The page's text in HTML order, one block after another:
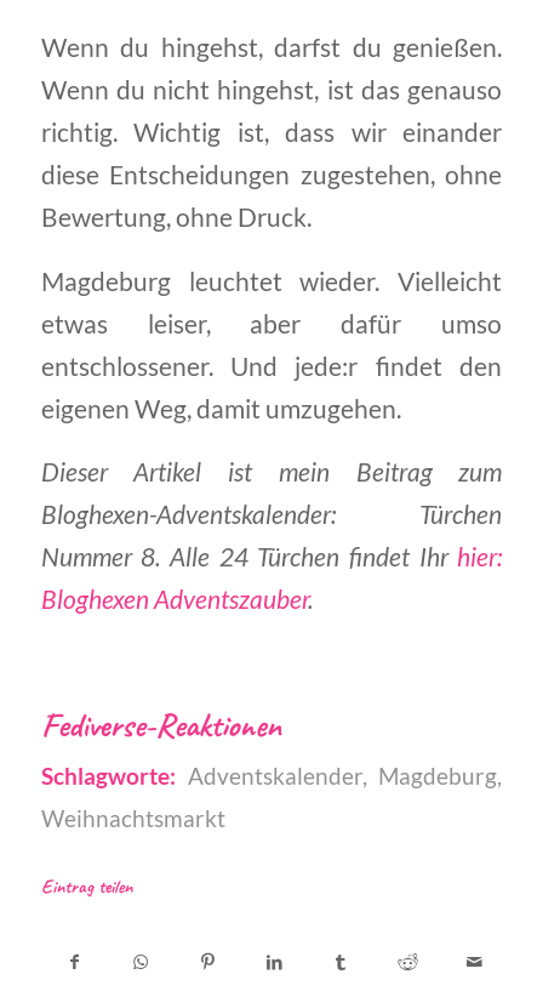
Wenn du hingehst, darfst du genießen.
Wenn du nicht hingehst, ist das genauso
richtig. Wichtig ist, dass wir einander
diese Entscheidungen zugestehen, ohne
Bewertung, ohne Druck.
Magdeburg leuchtet wieder. Vielleicht
etwas leiser, aber dafür umso
entschlossener. Und jede:r findet den
eigenen Weg, damit umzugehen.
Dieser Artikel ist mein Beitrag zum
Bloghexen-Adventskalender: Türchen
Nummer 8. Alle 24 Türchen findet Ihr hier:
Bloghexen Adventszauber.
Fediverse-Reaktionen
Schlagworte: Adventskalender, Magdeburg,
Weihnachtsmarkt
Eintrag teilen